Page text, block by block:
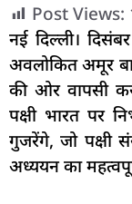
Post Views:
नई दिल्ली।
अवलोकित अमूर
की ओर वापसी
पक्षी भारत पर
गुजरेंगे, जो पक्षी
अध्ययन का